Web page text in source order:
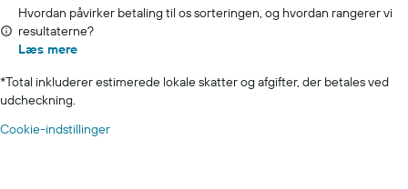
Hvordan påvirker betaling til os sorteringen, og hvordan rangerer vi
resultaterne?
Læs mere
*Total inkluderer estimerede lokale skatter og afgifter, der betales ved
udcheckning.
Cookie-indstillinger